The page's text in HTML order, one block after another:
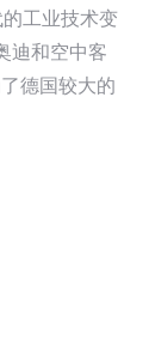
工业技术变
迪和空中客
德国较大的